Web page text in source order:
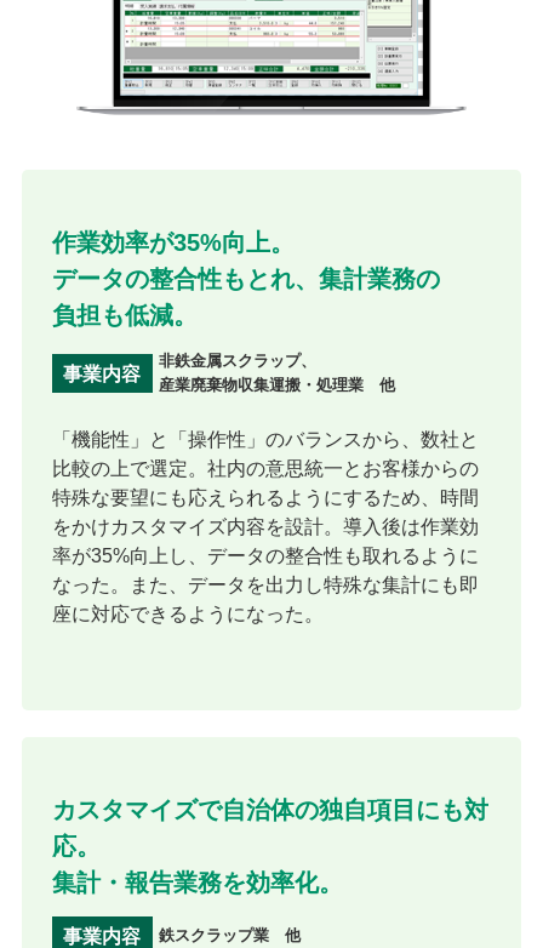
作業効率が35%向上。
データの整合性もとれ、集計業務の
負担も低減。
事業内容
非鉄金属スクラップ、
産業廃棄物収集運搬・処理業 他
「機能性」と「操作性」のバランスから、数社と
比較の上で選定。社内の意思統一とお客様からの
特殊な要望にも応えられるようにするため、時間
をかけカスタマイズ内容を設計。導入後は作業効
率が35%向上し、データの整合性も取れるように
なった。また、データを出力し特殊な集計にも即
座に対応できるようになった。
カスタマイズで自治体の独自項目にも対
応。
集計・報告業務を効率化。
事業内容 鉄スクラップ業 他